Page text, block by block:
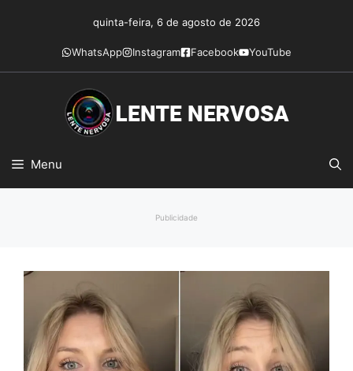
conteúdo
quinta-feira, 6 de agosto de 2026
WhatsApp Instagram Facebook YouTube
Menu
Publicidade